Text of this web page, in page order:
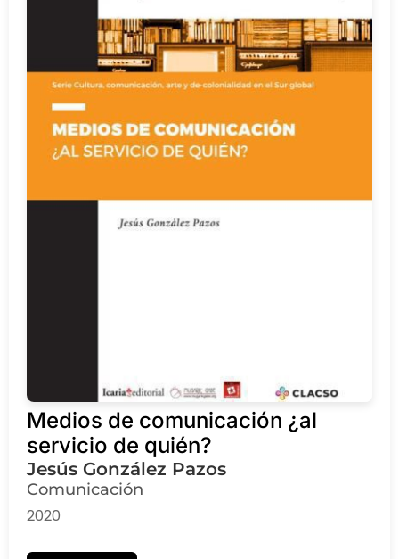
Medios de comunicación ¿al
servicio de quién?
Jesús González Pazos
Comunicación
2020